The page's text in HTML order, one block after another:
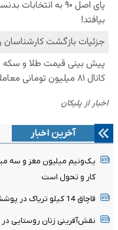
آخرین اخبار
یک‌ونیم میلیون مغز و سه
کار و تحول است
قاچاق 14 کیلو تریاک در پوشش خانواده
نقش‌آفرینی زنان روستایی